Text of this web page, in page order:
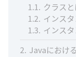
1.1 クラス
1.2 インス
1.3 インス
2 Javaにおけ